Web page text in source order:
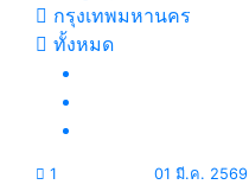
กรุงเทพมหานคร
ทั้งหมด
1 01 มี.ค. 2569